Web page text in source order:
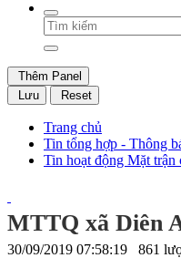
Thêm Panel
Lưu
Reset
Trang chủ
Tin tổng hợp - Thông
Tin hoạt động Mặt trận
MTTQ xã Diên
30/09/2019 07:58:19 861